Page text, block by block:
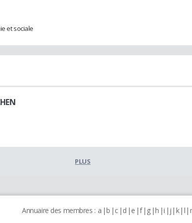
et sociale
PLUS
Annuaire des membres : a b c d e f g h i j k l